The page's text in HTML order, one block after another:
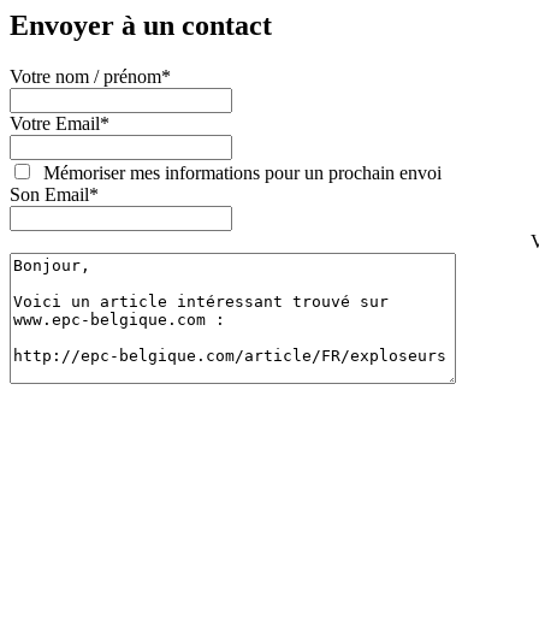
Envoyer à un contact
Votre nom / prénom*
Votre Email*
Mémoriser mes informations pour un prochain envoi
Son Email*